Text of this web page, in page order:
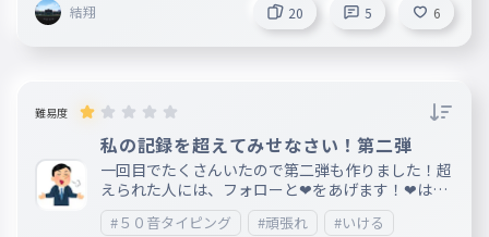
結翔 20 5 6
難易度
私の記録を超えてみせなさい！第二弾
一回目でたくさんいたので第二弾も作りました！超
えられた人には、フォローと❤をあげます！❤は✕3
個 気に入ったのがあればもっとあげます
#５０音タイピング #頑張れ #いける